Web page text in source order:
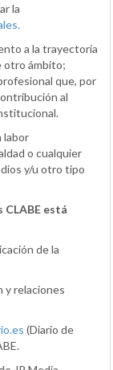
la
a la trayectoria
otro ámbito;
que, por
al
labor
o cualquier
y/u otro tipo
está
de la
y relaciones
(Diario de